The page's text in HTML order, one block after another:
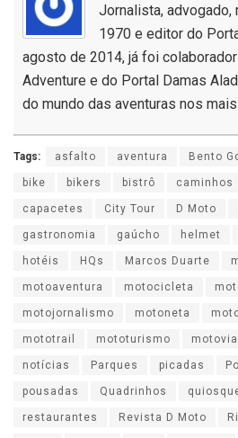
Jornalista,
1970 e editor do
agosto de 2014, já foi
Adventure e do Portal Damas
do mundo das aventuras nos
Tags: asfalto aventura Bento
bike bikers bistrô caminhos
capacetes City Tour D Moto
gastronomia gaúcho helmet
hotéis HQs Marcos Duarte
motoaventura motocicleta
motojornalismo motoneta
mototrail mototurismo
notícias Parques picadas
pousadas Quadrinhos
restaurantes Revista D Moto